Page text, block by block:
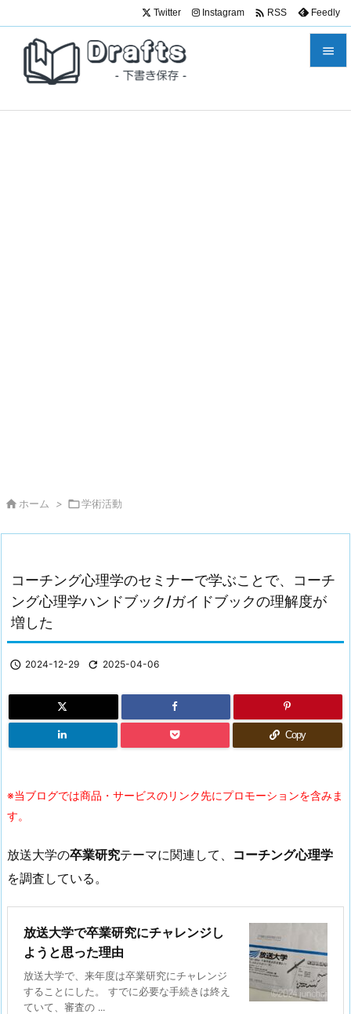

Twitter Instagram  RSS Feedly
 ホーム > 学術活動
コーチング心理学のセミナーで学ぶことで、コーチ
ング心理学ハンドブック/ガイドブックの理解度が
増した
 2024-12-29  2025-04-06
Copy
※当ブログでは商品・サービスのリンク先にプロモーションを含みま
す。
放送大学の卒業研究テーマに関連して、 コーチング心理学
を調査している。
放送大学で卒業研究にチャレンジし
ようと思った理由
放送大学で、来年度は卒業研究にチャレンジ
することにした。 すでに必要な手続きは終え
ていて、審査の ...